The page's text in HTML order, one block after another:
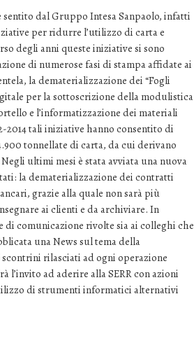
dal Gruppo Intesa Sanpaolo, infatti
per ridurre l’utilizzo di carta e
degli anni queste iniziative si sono
di numerose fasi di stampa affidate ai
la dematerializzazione dei “Fogli
per la sottoscrizione della modulistica
e l’informatizzazione dei materiali
tali iniziative hanno consentito di
tonnellate di carta, da cui derivano
ultimi mesi è stata avviata una nuova
la dematerializzazione dei contratti
grazie alla quale non sarà più
ai clienti e da archiviare. In
di comunicazione rivolte sia ai colleghi che
una News sul tema della
rilasciati ad ogni operazione
ad aderire alla SERR con azioni
di strumenti informatici alternativi